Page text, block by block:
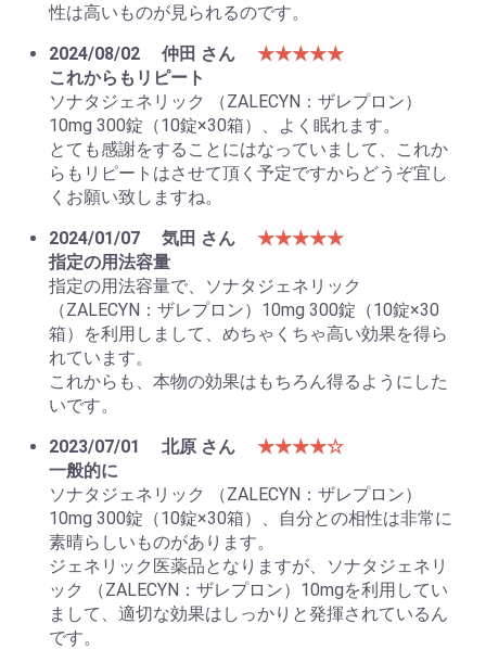
性は高いものが見られるのです。
2024/08/02
仲田 さん
★★★★★
これからもリピート
ソナタジェネリック （ZALECYN：ザレプロン）
10mg 300錠（10錠×30箱）、よく眠れます。
とても感謝をすることにはなっていまして、これか
らもリピートはさせて頂く予定ですからどうぞ宜し
くお願い致しますね。
2024/01/07
気田 さん
★★★★★
指定の用法容量
指定の用法容量で、ソナタジェネリック
（ZALECYN：ザレプロン）10mg 300錠（10錠×30
箱）を利用しまして、めちゃくちゃ高い効果を得ら
れています。
これからも、本物の効果はもちろん得るようにした
いです。
2023/07/01
北原 さん
★★★★☆
一般的に
ソナタジェネリック （ZALECYN：ザレプロン）
10mg 300錠（10錠×30箱）、自分との相性は非常に
素晴らしいものがあります。
ジェネリック医薬品となりますが、ソナタジェネリ
ック （ZALECYN：ザレプロン）10mgを利用してい
まして、適切な効果はしっかりと発揮されているん
です。